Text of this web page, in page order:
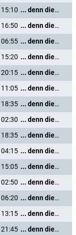
15:10
... denn die Musik und die Liebe in Tirol
16:50
... denn die Musik und die Liebe in Tirol
06:55
... denn die Musik und die Liebe in Tirol
15:20
... denn die Musik und die Liebe in Tirol
20:15
... denn die Musik und die Liebe in Tirol
11:05
... denn die Musik und die Liebe in Tirol
18:35
... denn die Musik und die Liebe in Tirol
02:30
... denn die Musik und die Liebe in Tirol
18:35
... denn die Musik und die Liebe in Tirol
04:15
... denn die Musik und die Liebe in Tirol
15:05
... denn die Musik und die Liebe in Tirol
02:50
... denn die Musik und die Liebe in Tirol
06:20
... denn die Musik und die Liebe in Tirol
13:15
... denn die Musik und die Liebe in Tirol
21:45
... denn die Musik und die Liebe in Tirol